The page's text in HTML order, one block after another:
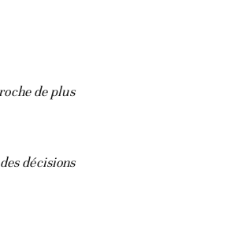
de plus
décisions